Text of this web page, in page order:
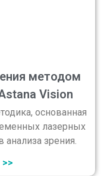
методом
Vision
основанная
лазерных
зрения.